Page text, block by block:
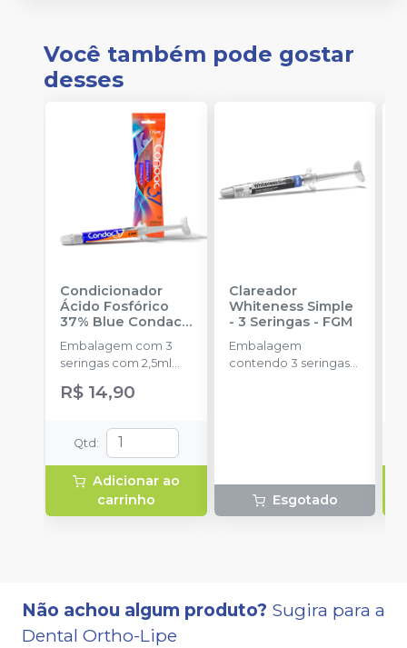
Você também pode gostar
desses
Condicionador
Ácido Fosfórico
37% Blue Condac-
FGM
Embalagem com 3
seringas com 2,5ml
cada uma e 3
ponteiras para
R$ 14,90
Qtd :
Adicionar ao
carrinho
Clareador
Whiteness Simple
- 3 Seringas- FGM
Embalagem
contendo 3 seringas
Esgotado
Não achou algum produto? Sugira para a
Dental Ortho-Lipe